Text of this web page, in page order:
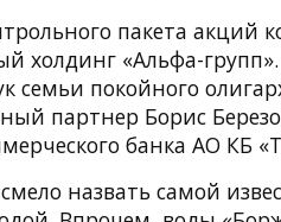
пакета акций
холдинг «Альфа-
семьи покойного
партнер Борис
банка АО КБ
назвать самой